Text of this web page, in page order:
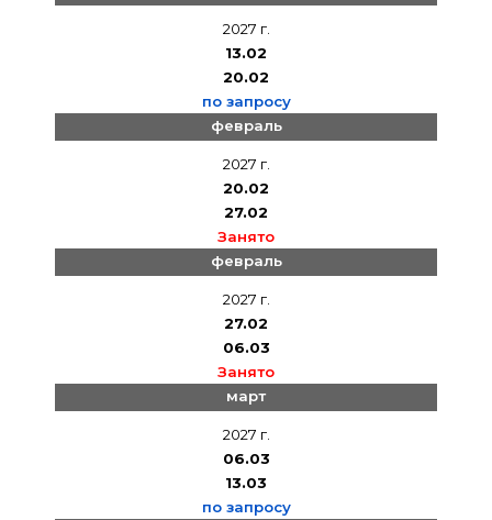
2027 г.
13.02
20.02
по запросу
февраль
2027 г.
20.02
27.02
Занято
февраль
2027 г.
27.02
06.03
Занято
март
2027 г.
06.03
13.03
по запросу